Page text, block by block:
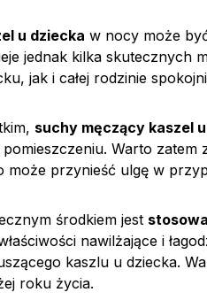
u dziecka w nocy może
jednak kilka skutecznych
jak i całej rodzinie
suchy męczący kaszel
Warto
może przynieść ulgę w
środkiem jest
nawilżające i
kaszlu u dziecka.
roku życia.